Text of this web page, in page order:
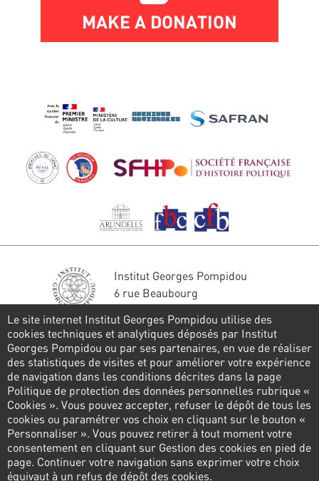
MAKE A DONATION
Institut Georges Pompidou
6 rue Beaubourg
Tél. : 01 44 78 41 22
Stay in touch
CONTACT FORM
Follow us
Pied
Le site internet Institut Georges Pompidou utilise des
cookies techniques et analytiques déposés par Institut
Georges Pompidou ou par ses partenaires, en vue de réaliser
des statistiques de visites et pour améliorer votre expérience
de navigation dans les conditions décrites dans la page
Politique de protection des données personnelles rubrique «
Cookies ». Vous pouvez accepter, refuser le dépôt de tous les
cookies ou paramétrer vos choix en cliquant sur le bouton «
Personnaliser ». Vous pouvez retirer à tout moment votre
consentement en cliquant sur Gestion des cookies en pied de
page. Continuer votre navigation sans exprimer votre choix
équivaut à un refus de dépôt des cookies.